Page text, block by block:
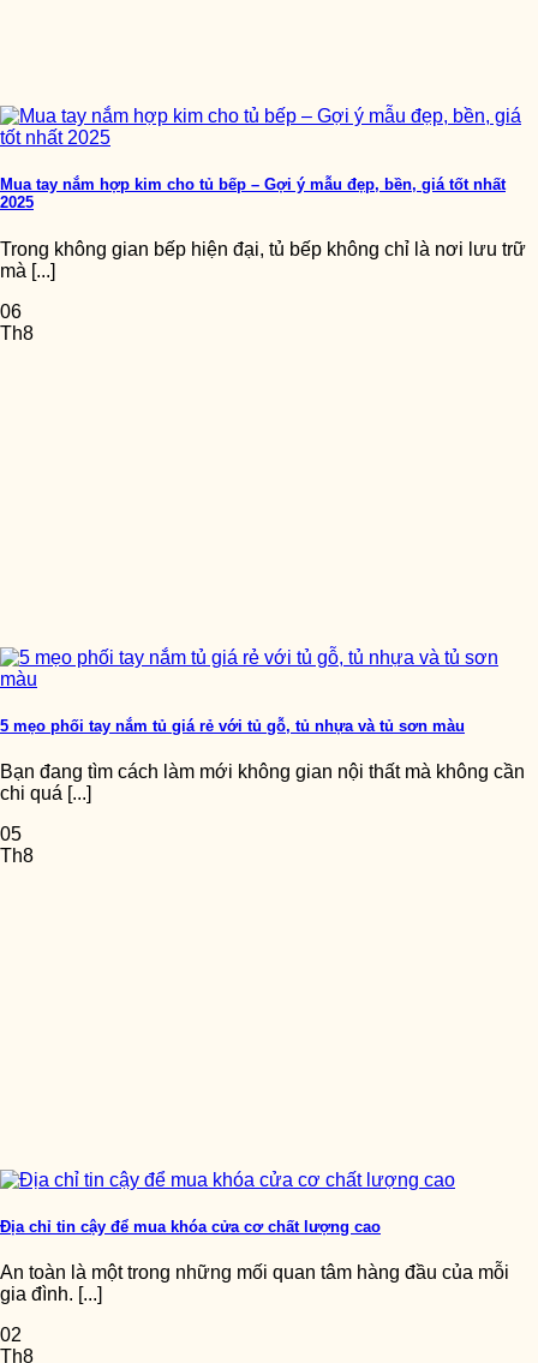
Mua tay nắm hợp kim cho tủ bếp – Gợi ý mẫu đẹp, bền, giá tốt nhất
2025
Trong không gian bếp hiện đại, tủ bếp không chỉ là nơi lưu trữ
mà [...]
06
Th8
5 mẹo phối tay nắm tủ giá rẻ với tủ gỗ, tủ nhựa và tủ sơn màu
Bạn đang tìm cách làm mới không gian nội thất mà không cần
chi quá [...]
05
Th8
Địa chỉ tin cậy để mua khóa cửa cơ chất lượng cao
An toàn là một trong những mối quan tâm hàng đầu của mỗi
gia đình. [...]
02
Th8